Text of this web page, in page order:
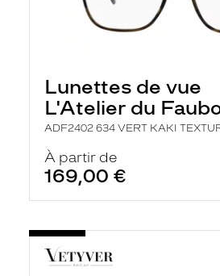
Lunettes de vue
L'Atelier du
ADF2402 634 VERT KAKI
À partir de
169,00 €